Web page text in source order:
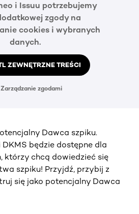
i Issuu potrzebujemy
zgody na
cookies i wybranych
danych.
ZEWNĘTRZNE TREŚCI
Zarządzanie zgodami
Dawca szpiku.
będzie dostępne dla
którzy chcą dowiedzieć się
szpiku! Przyjdź, przybij z
się jako potencjalny Dawca